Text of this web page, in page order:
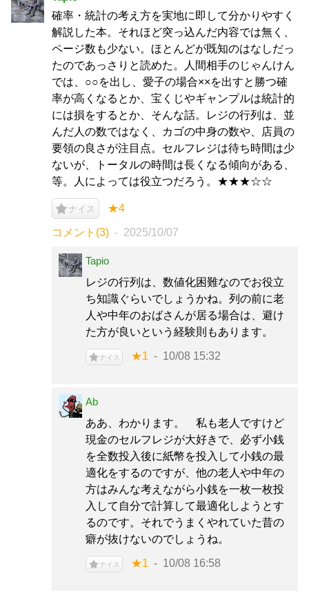
確率・統計の考え方を実地に即して分かりやすく
解説した本。それほど突っ込んだ内容では無く、
ページ数も少ない。ほとんどが既知のはなしだっ
たのであっさりと読めた。人間相手のじゃんけん
では、○○を出し、愛子の場合××を出すと勝つ確
率が高くなるとか、宝くじやギャンプルは統計的
には損をするとか、そんな話。レジの行列は、並
んだ人の数ではなく、カゴの中身の数や、店員の
要領の良さが注目点。セルフレジは待ち時間は少
ないが、トータルの時間は長くなる傾向がある、
等。人によっては役立つだろう。★★★☆☆
ナイス ★4
コメント(3) 2025/10/07
Tapio
レジの行列は、数値化困難なのでお役立
ち知識ぐらいでしょうかね。列の前に老
人や中年のおばさんが居る場合は、避け
た方が良いという経験則もあります。
ナイス ★1 10/08 15:32
Ab
ああ、わかります。 私も老人ですけど
現金のセルフレジが大好きで、必ず小銭
を全数投入後に紙幣を投入して小銭の最
適化をするのですが、他の老人や中年の
方はみんな考えながら小銭を一枚一枚投
入して自分で計算して最適化しようとす
るのです。それでうまくやれていた昔の
癖が抜けないのでしょうね。
ナイス ★1 10/08 16:58